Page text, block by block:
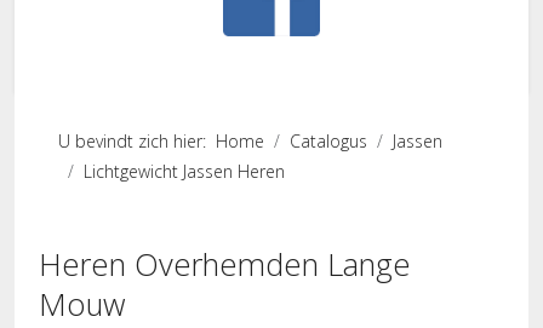
U bevindt zich hier: Home Catalogus
Jassen
Lichtgewicht Jassen Heren
Heren Overhemden Lange
Mouw